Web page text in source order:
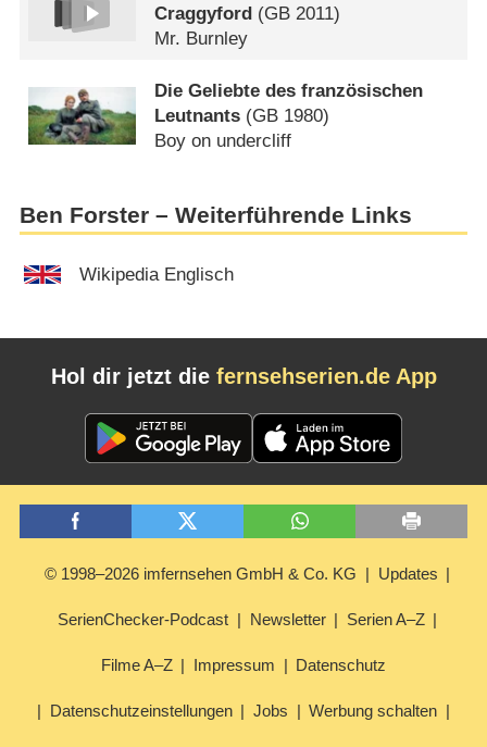
Craggyford (GB 2011)
Mr. Burnley
Die Geliebte des französischen
Leutnants (GB 1980)
Boy on undercliff
Ben Forster – Weiterführende Links
Wikipedia Englisch
Hol dir jetzt die fernsehserien.de App
© 1998–2026 imfernsehen GmbH & Co. KG Updates
SerienChecker-Podcast Newsletter Serien A–Z
Filme A–Z Impressum Datenschutz
Datenschutzeinstellungen Jobs Werbung schalten